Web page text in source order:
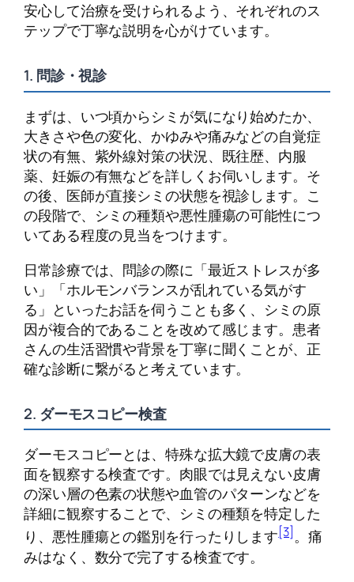
安心して治療を受けられるよう、それぞれのス
テップで丁寧な説明を心がけています。
1. 問診・視診
まずは、いつ頃からシミが気になり始めたか、
大きさや色の変化、かゆみや痛みなどの自覚症
状の有無、紫外線対策の状況、既往歴、内服
薬、妊娠の有無などを詳しくお伺いします。そ
の後、医師が直接シミの状態を視診します。こ
の段階で、シミの種類や悪性腫瘍の可能性につ
いてある程度の見当をつけます。
日常診療では、問診の際に「最近ストレスが多
い」「ホルモンバランスが乱れている気がす
る」といったお話を伺うことも多く、シミの原
因が複合的であることを改めて感じます。患者
さんの生活習慣や背景を丁寧に聞くことが、正
確な診断に繋がると考えています。
2. ダーモスコピー検査
ダーモスコピーとは、特殊な拡大鏡で皮膚の表
面を観察する検査です。肉眼では見えない皮膚
の深い層の色素の状態や血管のパターンなどを
詳細に観察することで、シミの種類を特定した
り、悪性腫瘍との鑑別を行ったりします[3]。痛
みはなく、数分で完了する検査です。